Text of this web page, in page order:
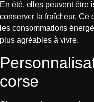
En été, elles peuvent être
conserver la fraîcheur. Ce
les consommations
plus agréables à vivre.
corse